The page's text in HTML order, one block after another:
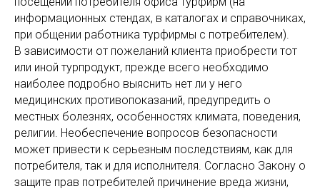
информационных стендах, в каталогах и справочниках,
при общении работника турфирмы с потребителем).
В зависимости от пожеланий клиента приобрести тот
или иной турпродукт, прежде всего необходимо
наиболее подробно выяснить нет ли у него
медицинских противопоказаний, предупредить о
местных болезнях, особенностях климата, поведения,
религии. Необеспечение вопросов безопасности
может привести к серьезным последствиям, как для
потребителя, так и для исполнителя. Согласно Закону о
защите прав потребителей причинение вреда жизни,